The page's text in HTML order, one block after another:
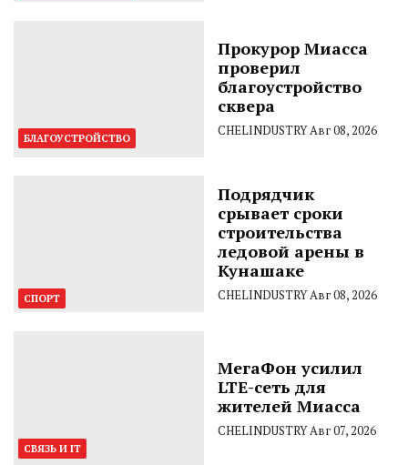
БЛАГОУСТРОЙСТВО
Прокурор Миасса
проверил
благоустройство
сквера
CHELINDUSTRY Авг 08, 2026
СПОРТ
Подрядчик
срывает сроки
строительства
ледовой арены в
Кунашаке
CHELINDUSTRY Авг 08, 2026
СВЯЗЬ И IT
МегаФон усилил
LTE-сеть для
жителей Миасса
CHELINDUSTRYАвг 07, 2026